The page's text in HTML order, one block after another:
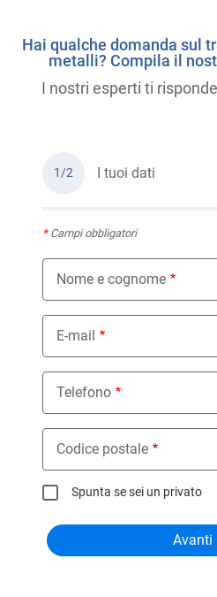
Hai qualche domanda sul
metalli? Compila il
I nostri esperti ti
1/2 I tuoi dati
*Campi obbligatori
Nome e cognome
E-mail
Telefono
Codice postale
Spunta se sei un privato